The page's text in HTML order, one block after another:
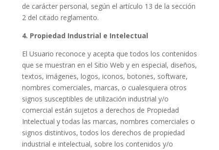
de carácter personal, según el artículo 13 de la sección
2 del citado reglamento.
4. Propiedad Industrial e Intelectual
El Usuario reconoce y acepta que todos los contenidos
que se muestran en el Sitio Web y en especial, diseños,
textos, imágenes, logos, iconos, botones, software,
nombres comerciales, marcas, o cualesquiera otros
signos susceptibles de utilización industrial y/o
comercial están sujetos a derechos de Propiedad
Intelectual y todas las marcas, nombres comerciales o
signos distintivos, todos los derechos de propiedad
industrial e intelectual, sobre los contenidos y/o